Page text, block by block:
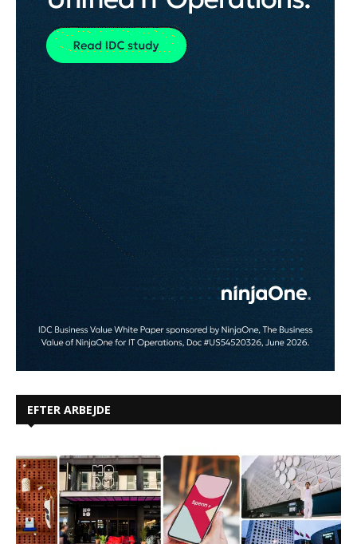
EFTER ARBEJDE